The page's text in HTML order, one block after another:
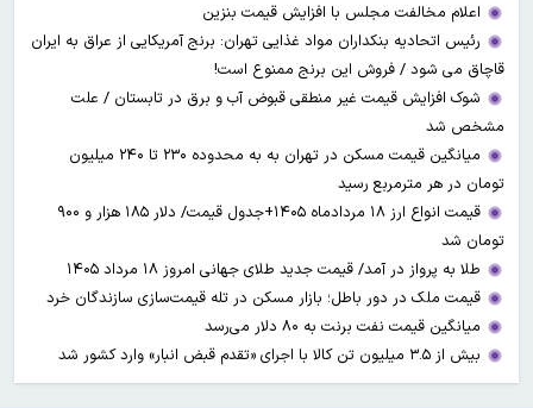
اعلام مخالفت مجلس با افزایش قیمت بنزین
رئیس اتحادیه بنکداران مواد غذایی تهران: برنج آمریکایی از عراق به ایران
قاچاق می شود / فروش این برنج ممنوع است!
شوک افزایش قیمت غیر منطقی قبوض آب و برق در تابستان / علت
مشخص شد
میانگین قیمت مسکن در تهران به به محدوده ۲۳۰ تا ۲۴۰ میلیون
تومان در هر مترمربع رسید
قیمت انواع ارز ۱۸ مردادماه ۱۴۰۵+جدول قیمت/ دلار ۱۸۵ هزار و ۹۰۰
تومان شد
طلا به پرواز در آمد/ قیمت جدید طلای جهانی امروز ۱۸ مرداد ۱۴۰۵
قیمت ملک در دور باطل؛ بازار مسکن در تله قیمت‌سازی سازندگان خرد
میانگین قیمت نفت برنت به ۸۰ دلار می‌رسد
بیش از ۳.۵ میلیون تن کالا با اجرای «تقدم قبض انبار» وارد کشور شد